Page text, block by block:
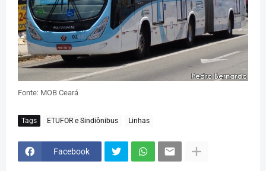
Fonte: MOB Ceará
Tags ETUFOR e Sindiônibus Linhas
Facebook